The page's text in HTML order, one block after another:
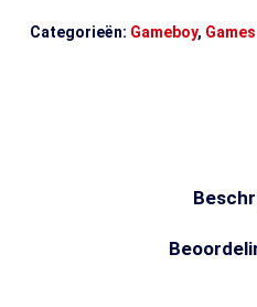
Categorieën: Gameboy, Games